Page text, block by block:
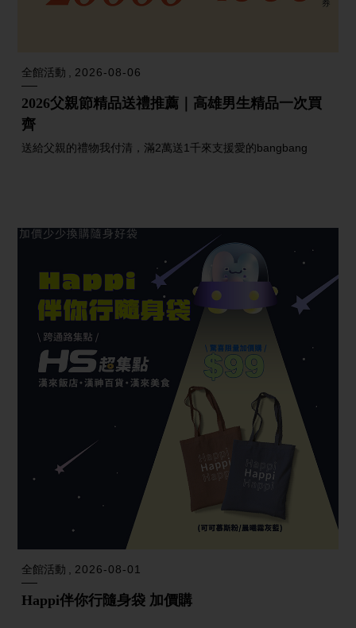
全館活動 2026-08-06
2026父親節精品送禮推薦｜高雄男生精品一次買
齊
送給父親的禮物我付清，滿2萬送1千來支援愛的bangbang
加價少少換購隨身好袋
全館活動 2026-08-01
Happi伴你行隨身袋 加價購